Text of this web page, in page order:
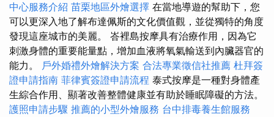
中心服務介紹 苗栗地區外燴選擇 在當地導遊的幫助下，您
可以更深入地了解布達佩斯的文化價值觀，並從獨特的角度
發現這座城市的美麗。 峇裡島按摩具有治療作用，因為它
刺激身體的重要能量點，增加血液將氧氣輸送到內臟器官的
能力。 戶外婚禮外燴解決方案 合法專業徵信社推薦 杜拜簽
證申請指南 菲律賓簽證申請流程 泰式按摩是一種對身體產
生綜合作用、顯著改善整體健康並有助於睡眠障礙的方法。
護照申請步驟 推薦的小型外燴服務 台中排毒養生館服務